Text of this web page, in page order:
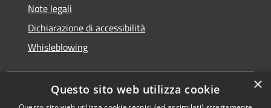
Note legali
Dichiarazione di accessibilità
Whisleblowing
×
Questo sito web utilizza cookie